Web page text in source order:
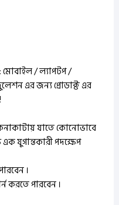
/ ল্যাপটপ /
এর জন্য প্রোডাক্ট এর
যাতে কোনোভাবে
যুগান্তকারী পদক্ষেপ
।
করতে পারবেন ।